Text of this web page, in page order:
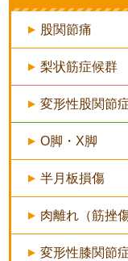
股関節痛
梨状筋症候群
変形性股関節
O脚・X脚
半月板損傷
肉離れ（筋挫傷
変形性膝関節